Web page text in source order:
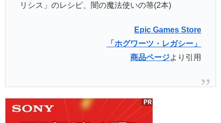
リシス」のレシピ、闇の魔法使いの箒(2本)
Epic Games Store
「ホグワーツ・レガシー」
商品ページより引用